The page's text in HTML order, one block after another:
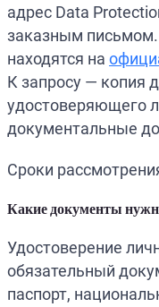
адрес Data
заказным
находятся на
К запросу — копия
удостоверяющего
документальные
Сроки
Какие документы
Удостоверение
обязательный
паспорт,